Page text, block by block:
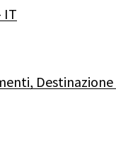
IT
Destinazione